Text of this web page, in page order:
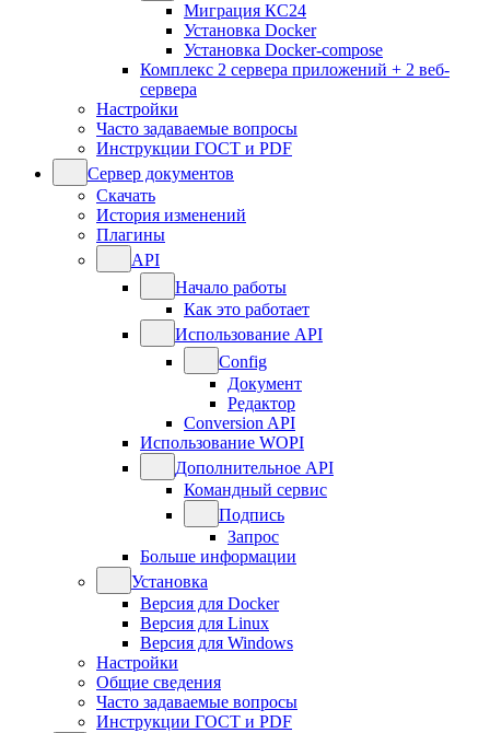
Миграция КС24
Установка Docker
Установка Docker-compose
Комплекс 2 сервера приложений + 2 веб-
сервера
Настройки
Часто задаваемые вопросы
Инструкции ГОСТ и PDF
Сервер документов
Скачать
История изменений
Плагины
API
Начало работы
Как это работает
Использование API
Config
Документ
Редактор
Conversion API
Использование WOPI
Дополнительное API
Командный сервис
Подпись
Запрос
Больше информации
Установка
Версия для Docker
Версия для Linux
Версия для Windows
Настройки
Общие сведения
Часто задаваемые вопросы
Инструкции ГОСТ и PDF